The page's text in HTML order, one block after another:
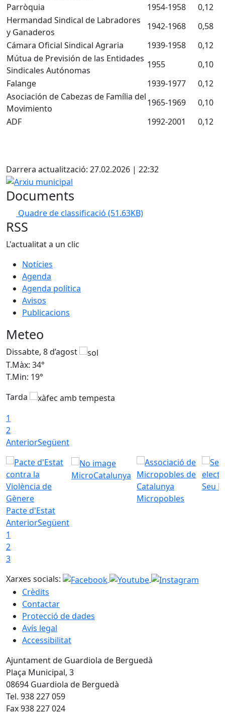
Parròquia
1954-1958
0,12
Hermandad Sindical de Labradores
y Ganaderos
1942-1968
0,58
Cámara Oficial Sindical Agraria
1939-1958
0,12
Mútua de Previsión de las Entidades
Sindicales Autónomas
1955
0,10
Falange
1939-1977
0,12
Asociación de Cabezas de Família del
Movimiento
1965-1969
0,10
ADF
1992-2001 0,12
Darrera actualització: 27.02.2026 | 22:32
Arxiu municipal
Documents
Quadre de classificació (51.63KB)
RSS
L'actualitat a un clic
Notícies
Agenda
Agenda política
Avisos
Publicacions
Meteo
Dissabte, 8 d’agost
T.Màx: 34°
T.Min: 19°
Tarda
1
2
AnteriorSegüent
Pacte d'Estat
MicroCatalunya
Micropobles
Seu
AnteriorSegüent
1
2
3
Xarxes socials:
Crèdits
Contactar
Protecció de dades
Avís legal
Accessibilitat
Ajuntament de Guardiola de Berguedà
Plaça Municipal, 3
08694 Guardiola de Berguedà
Tel. 938 227 059
Fax 938 227 024